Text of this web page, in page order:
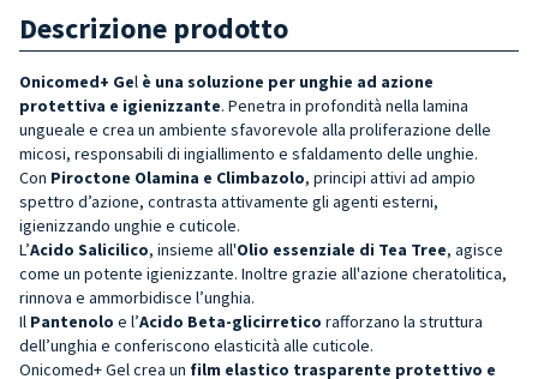
Descrizione prodotto
Onicomed+ Gel è una soluzione per unghie ad azione
protettiva e igienizzante. Penetra in profondità nella lamina
ungueale e crea un ambiente sfavorevole alla proliferazione delle
micosi, responsabili di ingiallimento e sfaldamento delle unghie.
Con Piroctone Olamina e Climbazolo, principi attivi ad ampio
spettro d’azione, contrasta attivamente gli agenti esterni,
igienizzando unghie e cuticole.
L’Acido Salicilico, insieme all'Olio essenziale di Tea Tree, agisce
come un potente igienizzante. Inoltre grazie all'azione cheratolitica,
rinnova e ammorbidisce l’unghia.
Il Pantenolo e l’Acido Beta-glicirretico rafforzano la struttura
dell’unghia e conferiscono elasticità alle cuticole.
Onicomed+ Gel crea un film elastico trasparente protettivo e